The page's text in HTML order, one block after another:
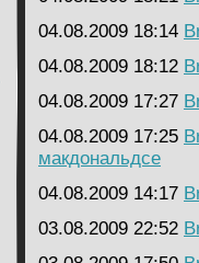
04.08.2009 18:14
04.08.2009 18:12
04.08.2009 17:27
04.08.2009 17:25
макдональдсе
04.08.2009 14:17
03.08.2009 22:52